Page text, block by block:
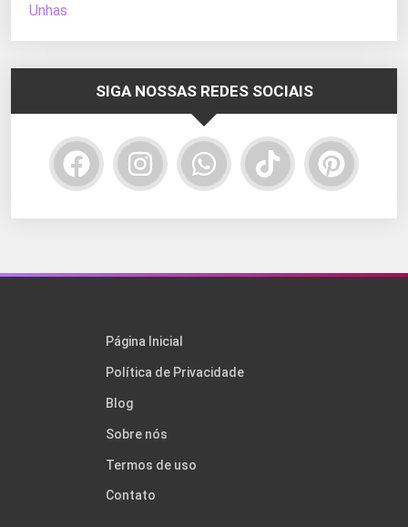
Unhas
SIGA NOSSAS REDES SOCIAIS
Página Inicial
Política de Privacidade
Blog
Sobre nós
Termos de uso
Contato